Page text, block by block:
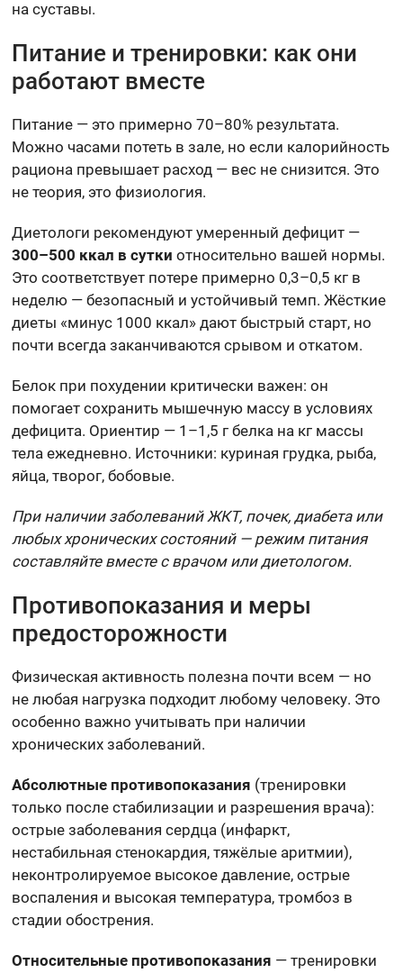
на суставы.
Питание и тренировки: как они
работают вместе
Питание — это примерно 70–80% результата.
Можно часами потеть в зале, но если калорийность
рациона превышает расход — вес не снизится. Это
не теория, это физиология.
Диетологи рекомендуют умеренный дефицит —
300–500 ккал в сутки относительно вашей нормы.
Это соответствует потере примерно 0,3–0,5 кг в
неделю — безопасный и устойчивый темп. Жёсткие
диеты «минус 1000 ккал» дают быстрый старт, но
почти всегда заканчиваются срывом и откатом.
Белок при похудении критически важен: он
помогает сохранить мышечную массу в условиях
дефицита. Ориентир — 1–1,5 г белка на кг массы
тела ежедневно. Источники: куриная грудка, рыба,
яйца, творог, бобовые.
При наличии заболеваний ЖКТ, почек, диабета или
любых хронических состояний — режим питания
составляйте вместе с врачом или диетологом.
Противопоказания и меры
предосторожности
Физическая активность полезна почти всем — но
не любая нагрузка подходит любому человеку. Это
особенно важно учитывать при наличии
хронических заболеваний.
Абсолютные противопоказания (тренировки
только после стабилизации и разрешения врача):
острые заболевания сердца (инфаркт,
нестабильная стенокардия, тяжёлые аритмии),
неконтролируемое высокое давление, острые
воспаления и высокая температура, тромбоз в
стадии обострения.
Относительные противопоказания — тренировки